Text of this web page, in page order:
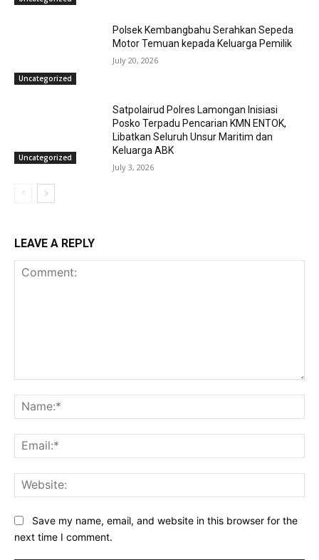
Uncategorized
Polsek Kembangbahu Serahkan Sepeda
Motor Temuan kepada Keluarga Pemilik
July 20, 2026
Uncategorized
Satpolairud Polres Lamongan Inisiasi
Posko Terpadu Pencarian KMN ENTOK,
Libatkan Seluruh Unsur Maritim dan
Keluarga ABK
July 3, 2026
LEAVE A REPLY
Save my name, email, and website in this browser for the
next time I comment.